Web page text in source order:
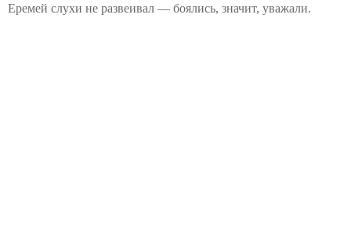
Еремей слухи не развеивал — боялись, значит, уважали.